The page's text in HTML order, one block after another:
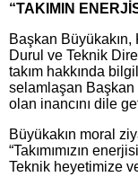
“TAKIMIN
Başkan
Durul ve Teknik
takım hakkında
selamlaşan Başkan
olan inancını dile
Büyükakın moral
“Takımımızın
Teknik heyetimize